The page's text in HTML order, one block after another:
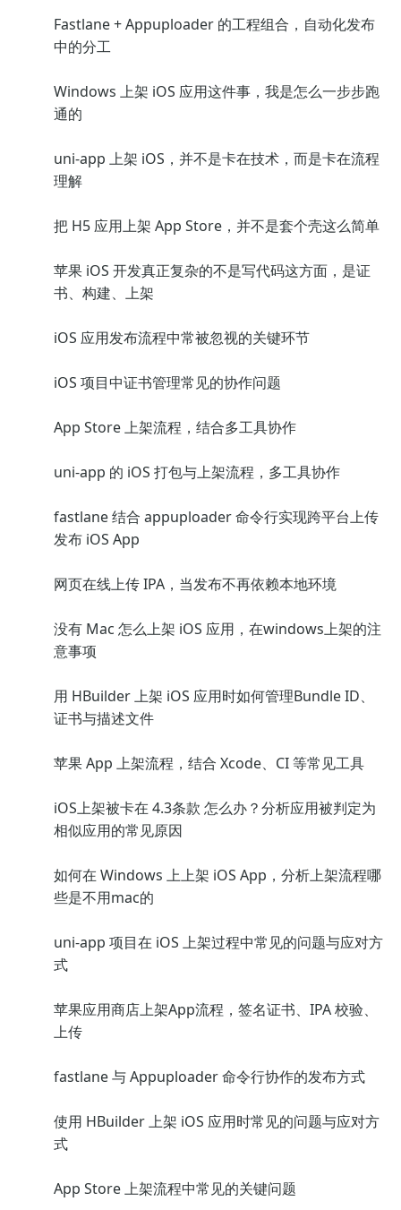
Fastlane + Appuploader 的工程组合，自动化发布
中的分工
Windows 上架 iOS 应用这件事，我是怎么一步步跑
通的
uni-app 上架 iOS，并不是卡在技术，而是卡在流程
理解
把 H5 应用上架 App Store，并不是套个壳这么简单
苹果 iOS 开发真正复杂的不是写代码这方面，是证
书、构建、上架
iOS 应用发布流程中常被忽视的关键环节
iOS 项目中证书管理常见的协作问题
App Store 上架流程，结合多工具协作
uni-app 的 iOS 打包与上架流程，多工具协作
fastlane 结合 appuploader 命令行实现跨平台上传
发布 iOS App
网页在线上传 IPA，当发布不再依赖本地环境
没有 Mac 怎么上架 iOS 应用，在windows上架的注
意事项
用 HBuilder 上架 iOS 应用时如何管理Bundle ID、
证书与描述文件
苹果 App 上架流程，结合 Xcode、CI 等常见工具
iOS上架被卡在 4.3条款 怎么办？分析应用被判定为
相似应用的常见原因
如何在 Windows 上上架 iOS App，分析上架流程哪
些是不用mac的
uni-app 项目在 iOS 上架过程中常见的问题与应对方
式
苹果应用商店上架App流程，签名证书、IPA 校验、
上传
fastlane 与 Appuploader 命令行协作的发布方式
使用 HBuilder 上架 iOS 应用时常见的问题与应对方
式
App Store 上架流程中常见的关键问题